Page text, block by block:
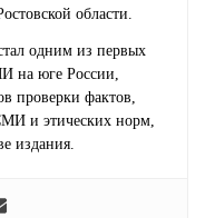
области.
одним из первых
на юге России,
проверки фактов,
и этических норм,
издания.